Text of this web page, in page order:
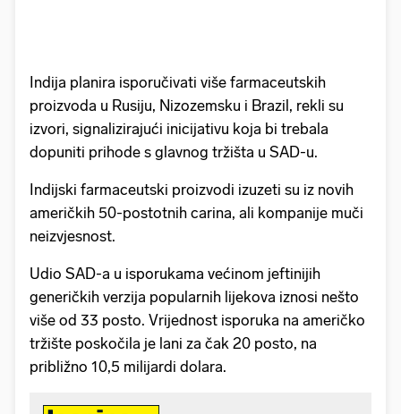
Indija planira isporučivati više farmaceutskih
proizvoda u Rusiju, Nizozemsku i Brazil, rekli su
izvori, signalizirajući inicijativu koja bi trebala
dopuniti prihode s glavnog tržišta u SAD-u.
Indijski farmaceutski proizvodi izuzeti su iz novih
američkih 50-postotnih carina, ali kompanije muči
neizvjesnost.
Udio SAD-a u isporukama većinom jeftinijih
generičkih verzija popularnih lijekova iznosi nešto
više od 33 posto. Vrijednost isporuka na američko
tržište poskočila je lani za čak 20 posto, na
približno 10,5 milijardi dolara.